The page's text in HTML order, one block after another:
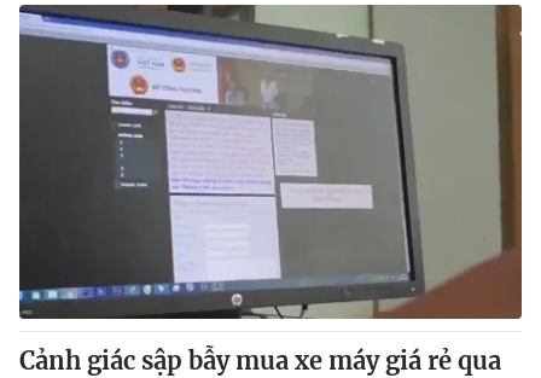
Email:toasoan@vtv.vn
Liên hệ quảng cáo:024-7300.7108
Cảnh giác sập bẫy mua xe máy giá rẻ qua